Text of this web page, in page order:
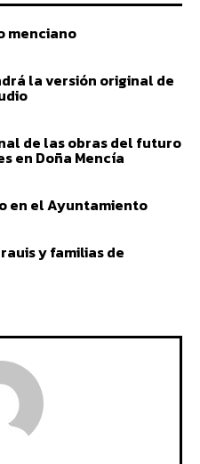
menciano
la versión original de
de las obras del futuro
en Doña Mencía
en el Ayuntamiento
y familias de